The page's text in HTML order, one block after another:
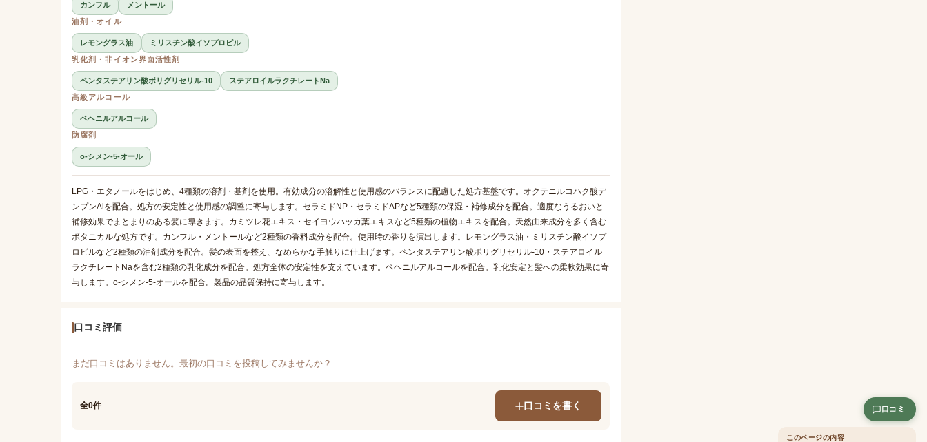
カンフル
メントール
油剤・オイル
レモングラス油
ミリスチン酸イソプロピル
乳化剤・非イオン界面活性剤
ペンタステアリン酸ポリグリセリル-10
ステアロイルラクチレートNa
高級アルコール
ベヘニルアルコール
防腐剤
o-シメン-5-オール
LPG・エタノールをはじめ、4種類の溶剤・基剤を使用。有効成分の溶解性と使用感のバランスに配慮した処方基盤です。オクテニルコハク酸デ
ンプンAlを配合。処方の安定性と使用感の調整に寄与します。セラミドNP・セラミドAPなど5種類の保湿・補修成分を配合。適度なうるおいと
補修効果でまとまりのある髪に導きます。カミツレ花エキス・セイヨウハッカ葉エキスなど5種類の植物エキスを配合。天然由来成分を多く含む
ボタニカルな処方です。カンフル・メントールなど2種類の香料成分を配合。使用時の香りを演出します。レモングラス油・ミリスチン酸イソプ
ロピルなど2種類の油剤成分を配合。髪の表面を整え、なめらかな手触りに仕上げます。ペンタステアリン酸ポリグリセリル-10・ステアロイル
ラクチレートNaを含む2種類の乳化成分を配合。処方全体の安定性を支えています。ベヘニルアルコールを配合。乳化安定と髪への柔軟効果に寄
与します。o-シメン-5-オールを配合。製品の品質保持に寄与します。
口コミ評価
まだ口コミはありません。最初の口コミを投稿してみませんか？
全0件 口コミを書く 口コミ
このページの内容